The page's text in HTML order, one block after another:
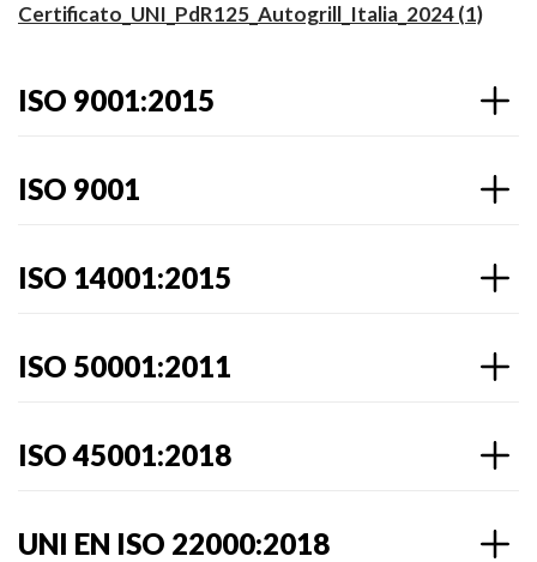
Certificato_UNI_PdR125_Autogrill_Italia_2024 (1)
ISO 9001:2015
ISO 9001
ISO 14001:2015
ISO 50001:2011
ISO 45001:2018
UNI EN ISO 22000:2018